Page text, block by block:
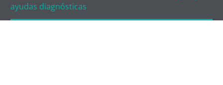
ayudas diagnósticas